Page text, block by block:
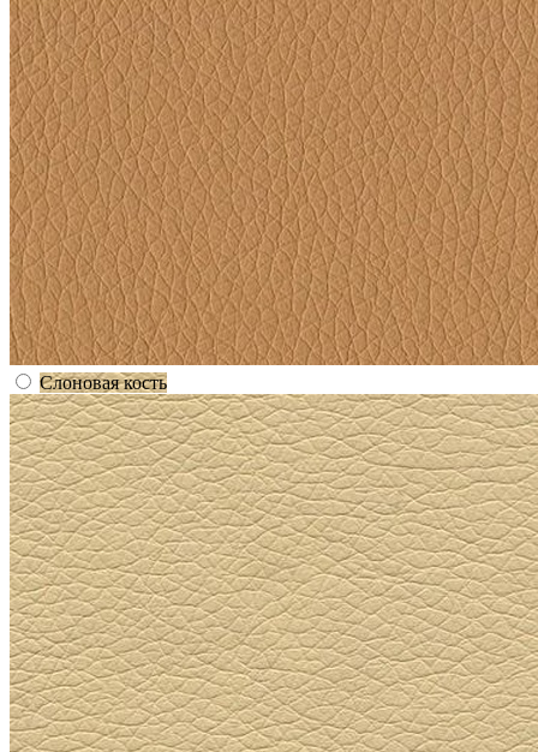
Слоновая кость